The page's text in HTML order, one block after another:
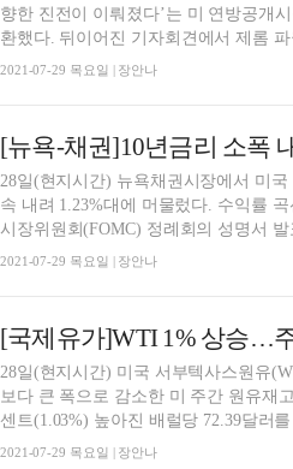
향한 진전이 이뤄졌다’는 미 연방공개
환했다. 뒤이어진 기자회견에서 제롬
2021-07-29 목요일 | 장안나
[뉴욕-채권]10년금리 소폭
28일(현지시간) 뉴욕채권시장에서 미
속 내려 1.23%대에 머물렀다. 수익률
시장위원회(FOMC) 정례회의 성명서
2021-07-29 목요일 | 장안나
[국제유가]WTI 1% 상승…
28일(현지시간) 미국 서부텍사스원유
보다 큰 폭으로 감소한 미 주간 원유재
센트(1.03%) 높아진 배럴당 72.39달러
2021-07-29 목요일 | 장안나